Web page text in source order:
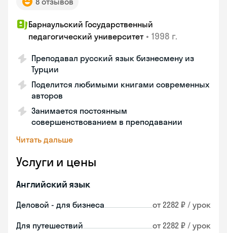
Барнаульский Государственный
педагогический университет • 1998 г.
Преподавал русский язык бизнесмену из
Турции
Поделится любимыми книгами современных
авторов
Занимается постоянным
совершенствованием в преподавании
Читать дальше
Услуги и цены
Английский язык
Деловой - для бизнеса от 2282 ₽ / урок
Для путешествий от 2282 ₽ / урок